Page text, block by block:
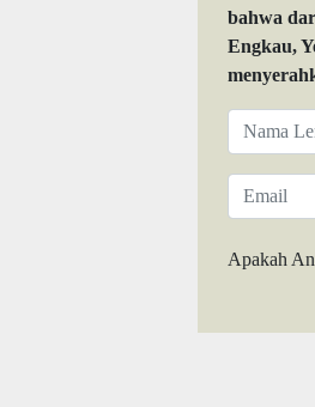
bahwa
Engkau,
Apakah